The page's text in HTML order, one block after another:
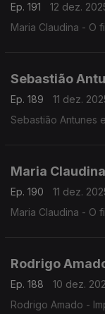
Ep. 191
12 dez.
Maria Claudina - O
Sebastião
Ep. 189
11 dez.
Sebastião Antunes
Maria Claudina
Ep. 190
11 dez.
Maria Claudina - O
Rodrigo
Ep. 188
10 dez.
Rodrigo Amado -